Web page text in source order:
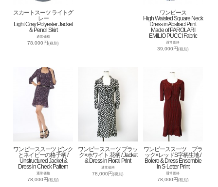
スカートスーツ ライトグ
レー
Light Gray Polyester Jacket
& Pencil Skirt
通常価格
78,000円(税別)
ワンピース
High Waisted Square Neck
Dress in Abstract Print
Made of PAROLARI
EMILIO PUCCI Fabric
通常価格
39,000円(税別)
ワンピーススーツ ピンク
とネイビーの格子柄 /
Unstructured Jacket &
Dress in Check Pattern
通常価格
78,000円(税別)
ワンピーススーツ ブラッ
ク×ホワイト 花柄 / Jacket
& Dress in Floral Print
通常価格
78,000円(税別)
ワンピーススーツ ブラ
ック×レッドS字柄生地 /
Bolero & Dress Ensemble
in S-Letter Print
通常価格
78,000円(税別)